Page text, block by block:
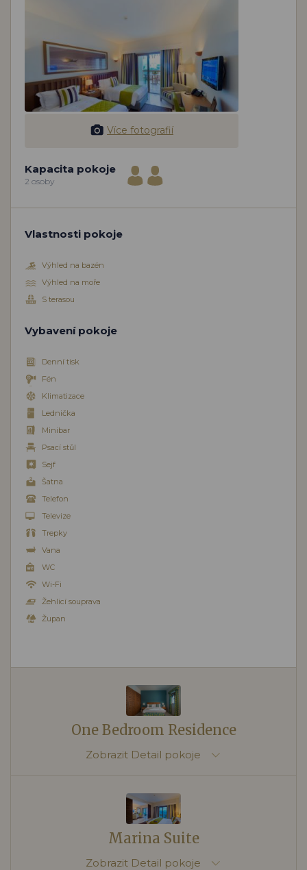
Více fotografií
Kapacita pokoje
2 osoby
Vlastnosti pokoje
Výhled na bazén
Výhled na moře
S terasou
Vybavení pokoje
Denní tisk
Fén
Klimatizace
Lednička
Minibar
Psací stůl
Sejf
Šatna
Telefon
Televize
Trepky
Vana
WC
Wi-Fi
Žehlicí souprava
Župan
One Bedroom Residence
Zobrazit Detail pokoje
Marina Suite
Zobrazit Detail pokoje